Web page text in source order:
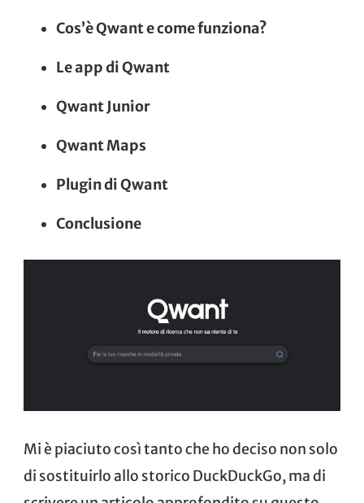
Cos’è Qwant e come funziona?
Le app di Qwant
Qwant Junior
Qwant Maps
Plugin di Qwant
Conclusione
Mi è piaciuto così tanto che ho deciso non solo
di sostituirlo allo storico DuckDuckGo, ma di